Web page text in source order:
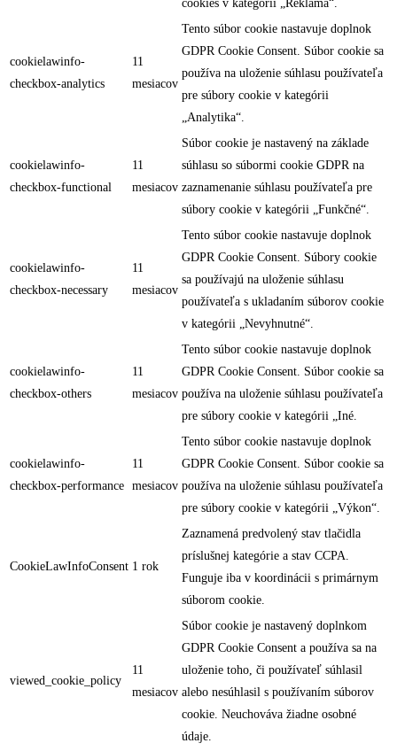
cookies v kategórii „Reklama“.
cookielawinfo-
checkbox-analytics
11
mesiacov
Tento súbor cookie nastavuje doplnok
GDPR Cookie Consent. Súbor cookie sa
používa na uloženie súhlasu používateľa
pre súbory cookie v kategórii
„Analytika“.
cookielawinfo-
checkbox-functional
11
mesiacov
Súbor cookie je nastavený na základe
súhlasu so súbormi cookie GDPR na
zaznamenanie súhlasu používateľa pre
súbory cookie v kategórii „Funkčné“.
cookielawinfo-
checkbox-necessary
11
mesiacov
Tento súbor cookie nastavuje doplnok
GDPR Cookie Consent. Súbory cookie
sa používajú na uloženie súhlasu
používateľa s ukladaním súborov cookie
v kategórii „Nevyhnutné“.
cookielawinfo-
checkbox-others
11
mesiacov
Tento súbor cookie nastavuje doplnok
GDPR Cookie Consent. Súbor cookie sa
používa na uloženie súhlasu používateľa
pre súbory cookie v kategórii „Iné.
cookielawinfo-
checkbox-performance
11
mesiacov
Tento súbor cookie nastavuje doplnok
GDPR Cookie Consent. Súbor cookie sa
používa na uloženie súhlasu používateľa
pre súbory cookie v kategórii „Výkon“.
CookieLawInfoConsent 1 rok
Zaznamená predvolený stav tlačidla
príslušnej kategórie a stav CCPA.
Funguje iba v koordinácii s primárnym
súborom cookie.
viewed_cookie_policy
11
mesiacov
Súbor cookie je nastavený doplnkom
GDPR Cookie Consent a používa sa na
uloženie toho, či používateľ súhlasil
alebo nesúhlasil s používaním súborov
cookie. Neuchováva žiadne osobné
údaje.